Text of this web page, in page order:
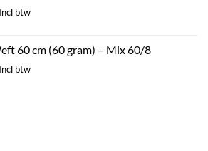
Incl btw
60 cm (60 gram) – Mix 60/8
Incl btw